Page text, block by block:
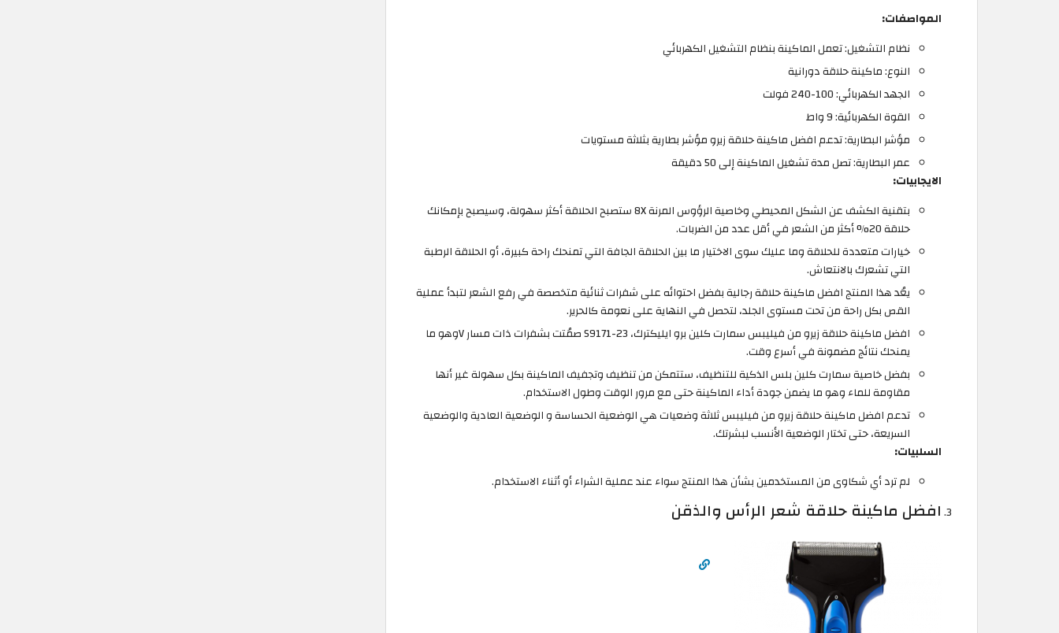
المواصفات:
نظام التشغيل: تعمل الماكينة بنظام التشغيل الكهربائي
النوع: ماكينة حلاقة دورانية
الجهد الكهربائي: 100-240 فولت
القوة الكهربائية: 9 واط
مؤشر البطارية: تدعم افضل ماكينة حلاقة زيرو مؤشر بطارية بثلاثة مستويات
عمر البطارية: تصل مدة تشغيل الماكينة إلى 50 دقيقة
الايجابيات:
بتقنية الكشف عن الشكل المحيطي وخاصية الرؤوس المرنة 8X ستصبح الحلاقة أكثر سهولة، وسيصبح بإمكانك
حلاقة 20% أكثر من الشعر في أقل عدد من الضربات.
خيارات متعددة للحلاقة وما عليك سوى الاختيار ما بين الحلاقة الجافة التي تمنحك راحة كبيرة، أو الحلاقة الرطبة
التي تشعرك بالانتعاش.
يعُد هذا المنتج افضل ماكينة حلاقة رجالية بفضل احتوائه على شفرات ثنائية متخصصة في رفع الشعر لتبدأ عملية
القص بكل راحة من تحت مستوى الجلد، لتحصل في النهاية على نعومة كالحرير.
افضل ماكينة حلاقة زيرو من فيليبس سمارت كلين برو ايليكترك، S9171-23 صمُتت بشفرات ذات مسار Vوهو ما
يمنحك نتائج مضمونة في أسرع وقت.
بفضل خاصية سمارت كلين بلس الذكية للتنظيف، ستتمكن من تنظيف وتجفيف الماكينة بكل سهولة غير أنها
مقاومة للماء وهو ما يضمن جودة أداء الماكينة حتى مع مرور الوقت وطول الاستخدام.
تدعم افضل ماكينة حلاقة زيرو من فيليبس ثلاثة وضعيات هي الوضعية الحساسة و الوضعية العادية والوضعية
السريعة، حتى تختار الوضعية الأنسب لبشرتك.
السلبيات:
لم ترد أي شكاوى من المستخدمين بشأن هذا المنتج سواء عند عملية الشراء أو أثناء الاستخدام.
افضل ماكينة حلاقة شعر الرأس والذقن